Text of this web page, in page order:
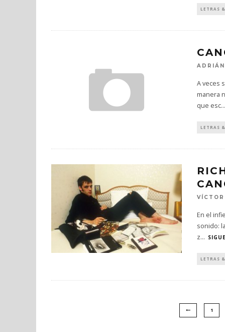
LETRAS
A veces
manera
que esc...
LETRAS
En el
sonido:
z...
LETRAS
1